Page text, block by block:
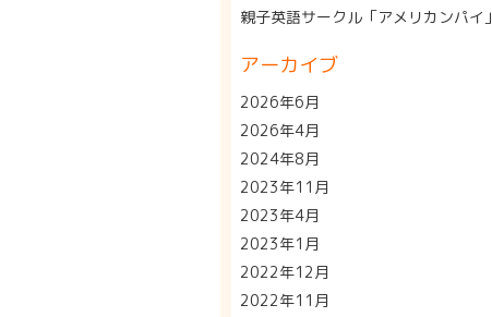
親子英語サークル「アメリカンパイ」
アーカイブ
2026年6月
2026年4月
2024年8月
2023年11月
2023年4月
2023年1月
2022年12月
2022年11月